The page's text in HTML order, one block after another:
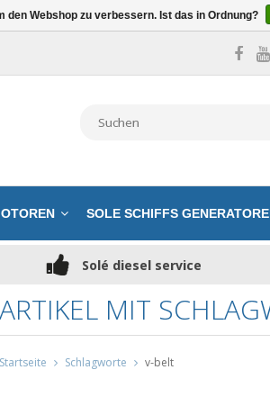
SOLE SCHIFFS
Solé diesel service
ARTIKEL MIT
Startseite Schlagworte v-belt
Webshop zu verbessern. Ist das in Ordnung?